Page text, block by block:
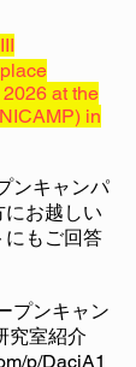
at the
in
ンキャンパ
にお越しい
にもご回答
プンキャン
究室紹介
p/DaciA1